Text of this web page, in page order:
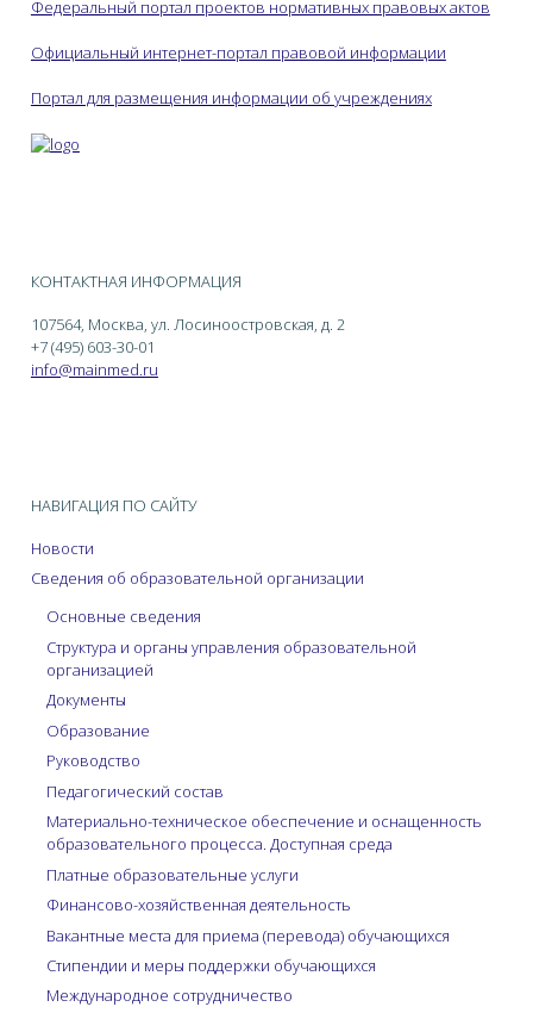
Федеральный портал проектов нормативных правовых актов
Официальный интернет-портал правовой информации
Портал для размещения информации об учреждениях
КОНТАКТНАЯ ИНФОРМАЦИЯ
107564, Москва, ул. Лосиноостровская, д. 2
+7 (495) 603-30-01
info@mainmed.ru
НАВИГАЦИЯ ПО САЙТУ
Новости
Сведения об образовательной организации
Основные сведения
Структура и органы управления образовательной
организацией
Документы
Образование
Руководство
Педагогический состав
Материально-техническое обеспечение и оснащенность
образовательного процесса. Доступная среда
Платные образовательные услуги
Финансово-хозяйственная деятельность
Вакантные места для приема (перевода) обучающихся
Стипендии и меры поддержки обучающихся
Международное сотрудничество